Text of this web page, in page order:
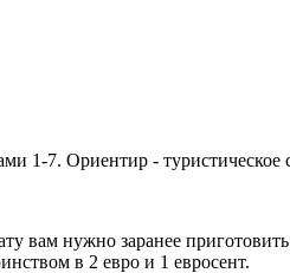
1-7. Ориентир - туристическое
вам нужно заранее
в 2 евро и 1 евросент.